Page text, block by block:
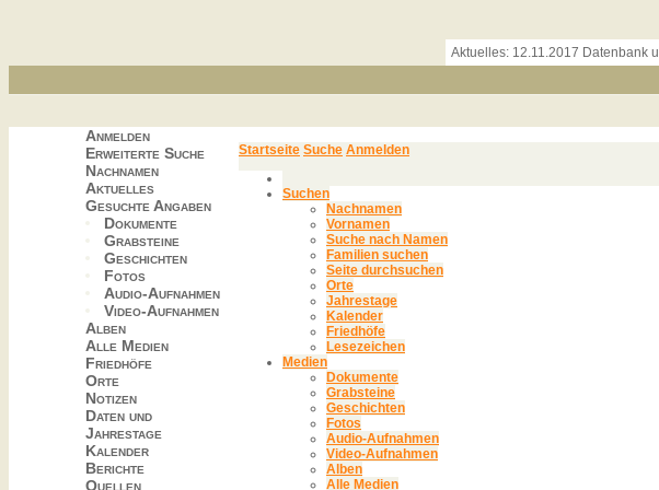
Aktuelles: 12.11.2017 Datenbank
Anmelden
Erweiterte Suche
Nachnamen
Aktuelles
Gesuchte Angaben
Dokumente
Grabsteine
Geschichten
Fotos
Audio-Aufnahmen
Video-Aufnahmen
Alben
Alle Medien
Friedhöfe
Orte
Notizen
Daten und
Jahrestage
Kalender
Berichte
Quellen
Startseite Suche Anmelden
Suchen
Nachnamen
Vornamen
Suche nach Namen
Familien suchen
Seite durchsuchen
Orte
Jahrestage
Kalender
Friedhöfe
Lesezeichen
Medien
Dokumente
Grabsteine
Geschichten
Fotos
Audio-Aufnahmen
Video-Aufnahmen
Alben
Alle Medien